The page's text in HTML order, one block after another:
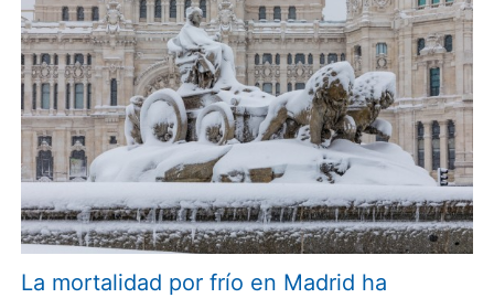
La mortalidad por frío en Madrid ha